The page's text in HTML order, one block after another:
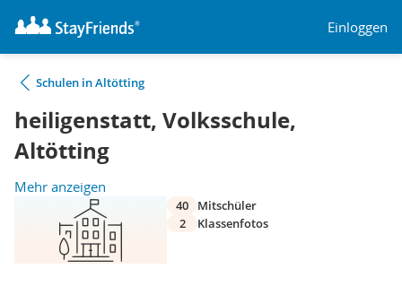
Einloggen
Schulen in Altötting
heiligenstatt, Volksschule,
Altötting
Mehr anzeigen
40
Mitschüler
2
Klassenfotos